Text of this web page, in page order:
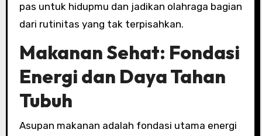
pas untuk hidupmu dan jadikan olahraga bagian
dari rutinitas yang tak terpisahkan.
Makanan Sehat: Fondasi
Energi dan Daya Tahan
Tubuh
Asupan makanan adalah fondasi utama energi